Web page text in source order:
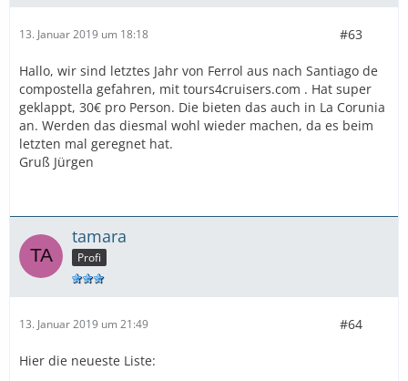
13. Januar 2019 um 18:18 #63
Hallo, wir sind letztes Jahr von Ferrol aus nach Santiago de
compostella gefahren, mit tours4cruisers.com . Hat super
geklappt, 30€ pro Person. Die bieten das auch in La Corunia
an. Werden das diesmal wohl wieder machen, da es beim
letzten mal geregnet hat.
Gruß Jürgen
tamara
Profi
13. Januar 2019 um 21:49 #64
Hier die neueste Liste: